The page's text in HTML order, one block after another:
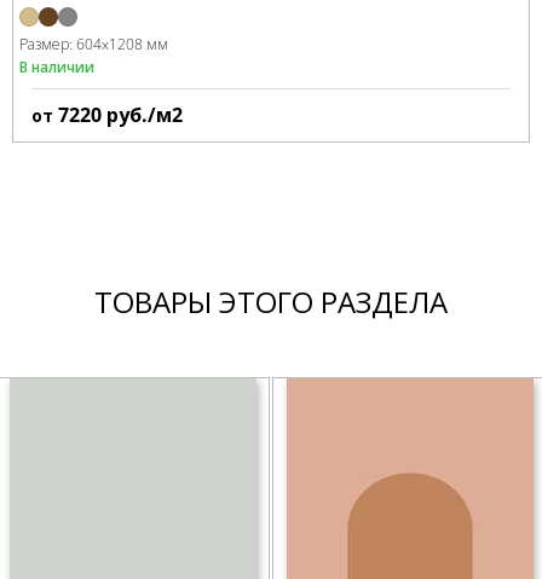
Размер: 604x1208 мм
В наличии
от 7220 руб./м2
ТОВАРЫ ЭТОГО РАЗДЕЛА